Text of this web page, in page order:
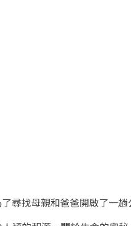
尋找母親和爸爸開啟了一